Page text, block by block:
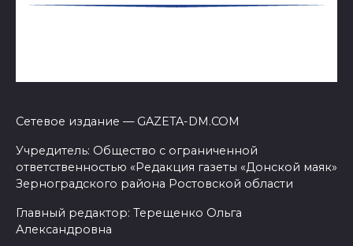
Сетевое издание — GAZETA-DM.COM
Учредитель: Общество с ограниченной
ответственностью «Редакция газеты «Донской маяк»
Зерноградского района Ростовской области
Главный редактор: Терещенко Ольга
Александровна